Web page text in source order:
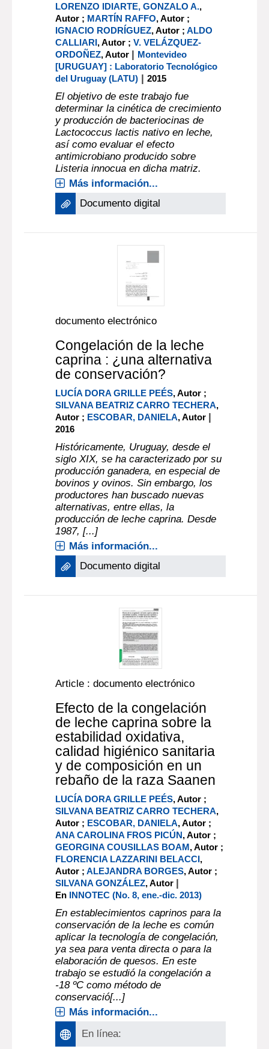
LORENZO IDIARTE, GONZALO A.,
Autor ; MARTÍN RAFFO, Autor ;
IGNACIO RODRÍGUEZ, Autor ;ALDO
CALLIARI, Autor ;V. VELÁZQUEZ-
ORDOÑEZ, Autor | Montevideo
[URUGUAY] : Laboratorio Tecnológico
del Uruguay (LATU) |2015
El objetivo de este trabajo fue
determinar la cinética de crecimiento
y producción de bacteriocinas de
Lactococcus lactis nativo en leche,
así como evaluar el efecto
antimicrobiano producido sobre
Listeria innocua en dicha matriz.
Más información...
Documento digital
documento electrónico
Congelación de la leche
caprina : ¿una alternativa
de conservación?
LUCÍA DORA GRILLE PEÉS, Autor ;
SILVANA BEATRIZ CARRO TECHERA,
Autor ; ESCOBAR, DANIELA, Autor |
2016
Históricamente, Uruguay, desde el
siglo XIX, se ha caracterizado por su
producción ganadera, en especial de
bovinos y ovinos. Sin embargo, los
productores han buscado nuevas
alternativas, entre ellas, la
producción de leche caprina. Desde
1987, [...]
Más información...
Documento digital
Article : documento electrónico
Efecto de la congelación
de leche caprina sobre la
estabilidad oxidativa,
calidad higiénico sanitaria
y de composición en un
rebaño de la raza Saanen
LUCÍA DORA GRILLE PEÉS, Autor ;
SILVANA BEATRIZ CARRO TECHERA,
Autor ; ESCOBAR, DANIELA, Autor ;
ANA CAROLINA FROS PICÚN, Autor ;
GEORGINA COUSILLAS BOAM, Autor ;
FLORENCIA LAZZARINI BELACCI,
Autor ;ALEJANDRA BORGES, Autor ;
SILVANA GONZÁLEZ, Autor |
En INNOTEC (No. 8, ene.-dic. 2013)
En establecimientos caprinos para la
conservación de la leche es común
aplicar la tecnología de congelación,
ya sea para venta directa o para la
elaboración de quesos. En este
trabajo se estudió la congelación a
-18 ºC como método de
conservació[...]
Más información...
En línea: